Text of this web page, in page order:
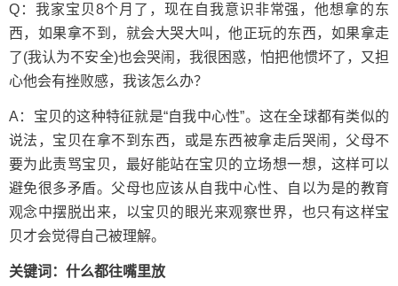
Q：我家宝贝8个月了，现在自我意识非常强，他想拿的东
西，如果拿不到，就会大哭大叫，他正玩的东西，如果拿走
了(我认为不安全)也会哭闹，我很困惑，怕把他惯坏了，又担
心他会有挫败感，我该怎么办？
A：宝贝的这种特征就是“自我中心性”。这在全球都有类似的
说法，宝贝在拿不到东西，或是东西被拿走后哭闹，父母不
要为此责骂宝贝，最好能站在宝贝的立场想一想，这样可以
避免很多矛盾。父母也应该从自我中心性、自以为是的教育
观念中摆脱出来，以宝贝的眼光来观察世界，也只有这样宝
贝才会觉得自己被理解。
关键词：什么都往嘴里放